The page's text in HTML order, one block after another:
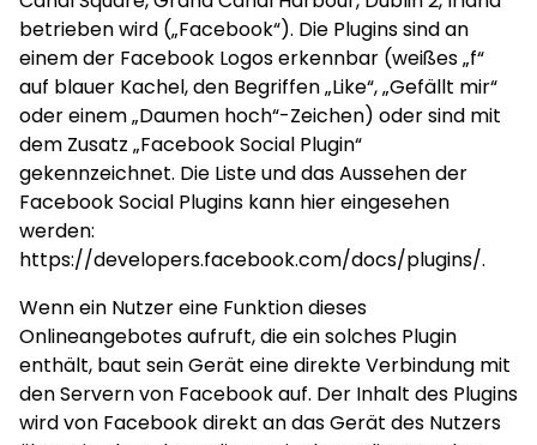
betrieben wird („Facebook“). Die Plugins sind an
einem der Facebook Logos erkennbar (weißes „f“
auf blauer Kachel, den Begriffen „Like“, „Gefällt mir“
oder einem „Daumen hoch“-Zeichen) oder sind mit
dem Zusatz „Facebook Social Plugin“
gekennzeichnet. Die Liste und das Aussehen der
Facebook Social Plugins kann hier eingesehen
werden:
https://developers.facebook.com/docs/plugins/.
Wenn ein Nutzer eine Funktion dieses
Onlineangebotes aufruft, die ein solches Plugin
enthält, baut sein Gerät eine direkte Verbindung mit
den Servern von Facebook auf. Der Inhalt des Plugins
wird von Facebook direkt an das Gerät des Nutzers